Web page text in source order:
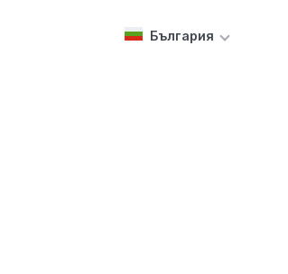
България